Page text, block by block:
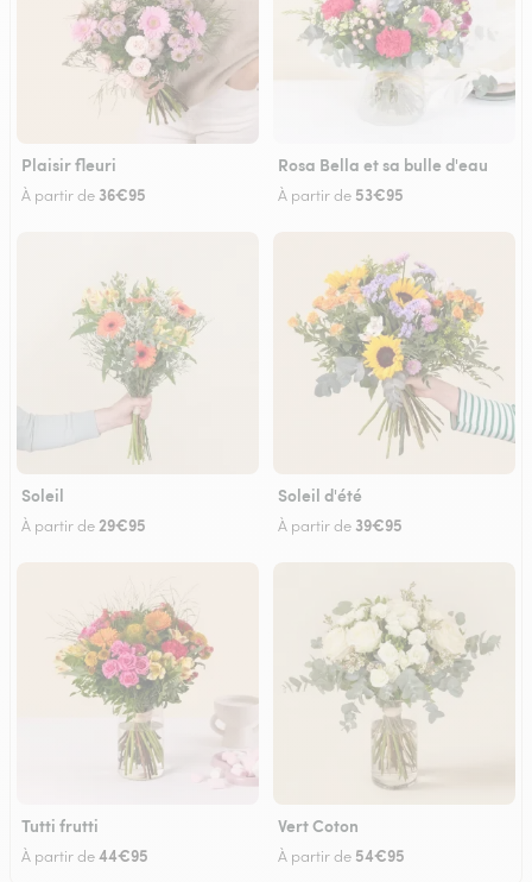
Plaisir fleuri
À partir de 36€95
Rosa Bella et sa bulle d'eau
À partir de 53€95
Soleil
À partir de29€95
Soleil d'été
À partir de 39€95
Tutti frutti
À partir de44€95
Vert Coton
À partir de 54€95